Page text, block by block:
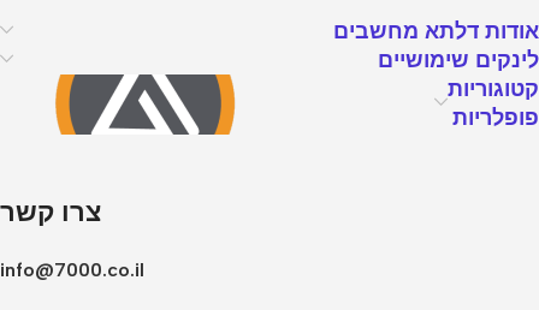
אודות דלתא מחשבים
לינקים שימושיים
קטוגוריות
פופלריות
צרו קשר
info@7000.co.il